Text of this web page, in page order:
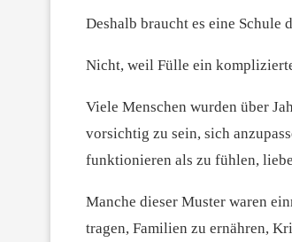
Deshalb braucht es eine Schule
Nicht, weil Fülle ein
Viele Menschen wurden über
vorsichtig zu sein, sich
funktionieren als zu fühlen,
Manche dieser Muster waren
tragen, Familien zu ernähren,